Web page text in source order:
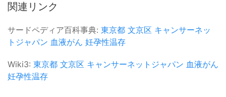
関連リンク
サードペディア百科事典: 東京都 文京区 キャンサーネッ
トジャパン 血液がん 妊孕性温存
Wiki3: 東京都 文京区 キャンサーネットジャパン 血液がん
妊孕性温存